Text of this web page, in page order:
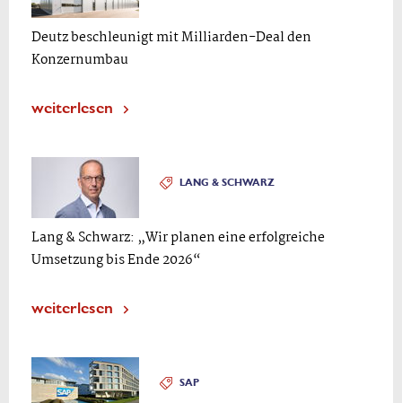
Deutz beschleunigt mit Milliarden-Deal den
Konzernumbau
weiterlesen
LANG & SCHWARZ
Lang & Schwarz: „Wir planen eine erfolgreiche
Umsetzung bis Ende 2026“
weiterlesen
SAP